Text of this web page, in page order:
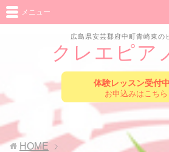
広島県安芸郡府中町青崎東の
クレエピア
体験レッスン受付
お申込みはこちら
メニュー
HOME